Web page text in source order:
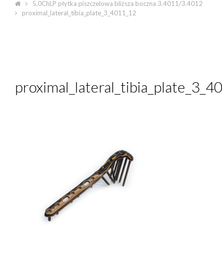
5,0ChLP płytka piszczelowa bliższa boczna 3.4011/3.4012
proximal_lateral_tibia_plate_3_4011_12